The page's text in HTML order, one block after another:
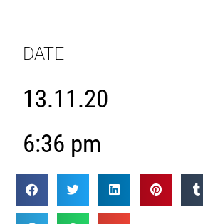
DATE
13.11.20
6:36 pm